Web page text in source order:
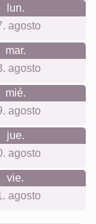
ya sea como
o un regalo
y más.
personalizado y
importantes de